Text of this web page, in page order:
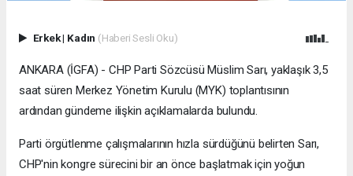
Erkek| Kadın (Haberi Sesli Oku)
ANKARA (İGFA) - CHP Parti Sözcüsü Müslim Sarı, yaklaşık 3,5
saat süren Merkez Yönetim Kurulu (MYK) toplantısının
ardından gündeme ilişkin açıklamalarda bulundu.
Parti örgütlenme çalışmalarının hızla sürdüğünü belirten Sarı,
CHP'nin kongre sürecini bir an önce başlatmak için yoğun